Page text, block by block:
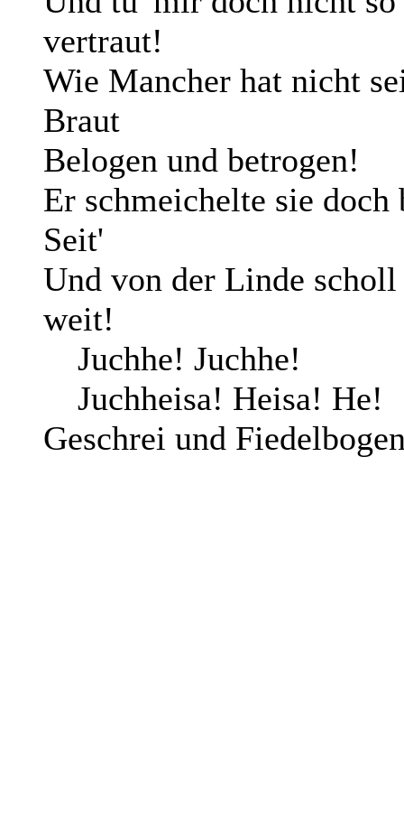
vertraut!
Wie Mancher hat nicht
Braut
Belogen und betrogen!
Er schmeichelte sie doch
Seit'
Und von der Linde scholl
weit!
Juchhe! Juchhe!
Juchheisa! Heisa! He!
Geschrei und